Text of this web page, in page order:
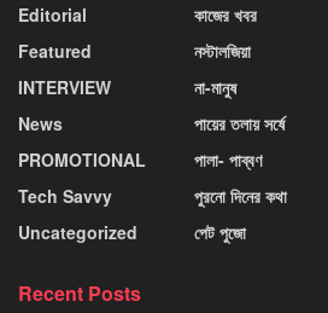
Editorial
Featured
INTERVIEW
News
PROMOTIONAL
Tech Savvy
Uncategorized
কাজের খবর
নস্টালজিয়া
না-মানুষ
পায়ের তলায় সর্ষে
পালা- পাব্বণ
পুরনো দিনের কথা
পেট পুজো
Recent Posts